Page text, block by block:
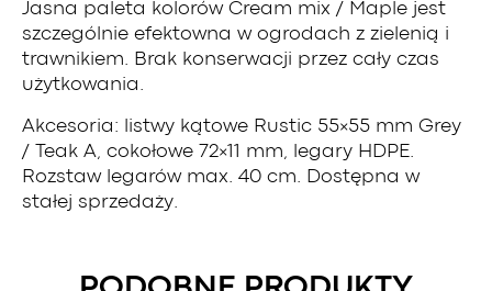
Jasna paleta kolorów Cream mix / Maple jest
szczególnie efektowna w ogrodach z zielenią i
trawnikiem. Brak konserwacji przez cały czas
użytkowania.
Akcesoria: listwy kątowe Rustic 55×55 mm Grey
/ Teak A, cokołowe 72×11 mm, legary HDPE.
Rozstaw legarów max. 40 cm. Dostępna w
stałej sprzedaży.